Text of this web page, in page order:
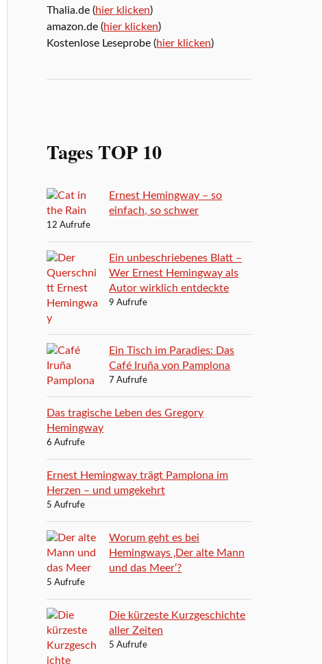
Thalia.de (hier klicken)
amazon.de (hier klicken)
Kostenlose Leseprobe (hier klicken)
Tages TOP 10
Ernest Hemingway – so
einfach, so schwer
12 Aufrufe
Ein unbeschriebenes Blatt –
Wer Ernest Hemingway als
Autor wirklich entdeckte
9 Aufrufe
Ein Tisch im Paradies: Das
Café Iruña von Pamplona
7 Aufrufe
Das tragische Leben des Gregory
Hemingway
6 Aufrufe
Ernest Hemingway trägt Pamplona im
Herzen – und umgekehrt
5 Aufrufe
Worum geht es bei
Hemingways ‚Der alte Mann
und das Meer‘?
5 Aufrufe
Die kürzeste Kurzgeschichte
aller Zeiten
5 Aufrufe